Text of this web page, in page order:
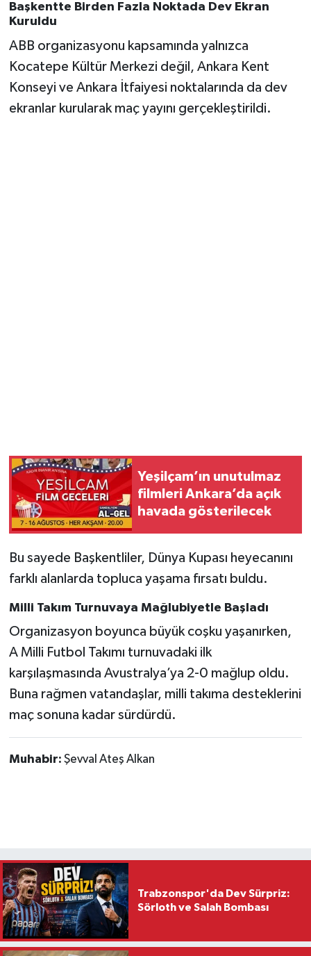
Başkentte Birden Fazla Noktada Dev Ekran
Kuruldu
ABB organizasyonu kapsamında yalnızca
Kocatepe Kültür Merkezi değil, Ankara Kent
Konseyi ve Ankara İtfaiyesi noktalarında da dev
ekranlar kurularak maç yayını gerçekleştirildi.
Yeşilçam’ın unutulmaz
filmleri Ankara’da açık
havada gösterilecek
Bu sayede Başkentliler, Dünya Kupası heyecanını
farklı alanlarda topluca yaşama fırsatı buldu.
Milli Takım Turnuvaya Mağlubiyetle Başladı
Organizasyon boyunca büyük coşku yaşanırken,
A Milli Futbol Takımı turnuvadaki ilk
karşılaşmasında Avustralya’ya 2-0 mağlup oldu.
Buna rağmen vatandaşlar, milli takıma desteklerini
maç sonuna kadar sürdürdü.
Muhabir: Şevval Ateş Alkan
Trabzonspor'da Dev Sürpriz:
Sörloth ve Salah Bombası